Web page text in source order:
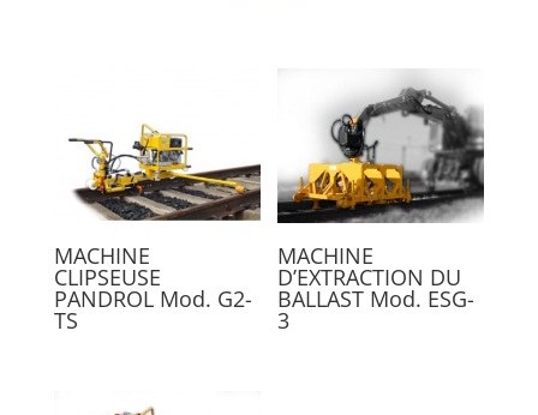
MACHINE
CLIPSEUSE
PANDROL Mod. G2-
TS
MACHINE
D’EXTRACTION DU
BALLAST Mod. ESG-
3